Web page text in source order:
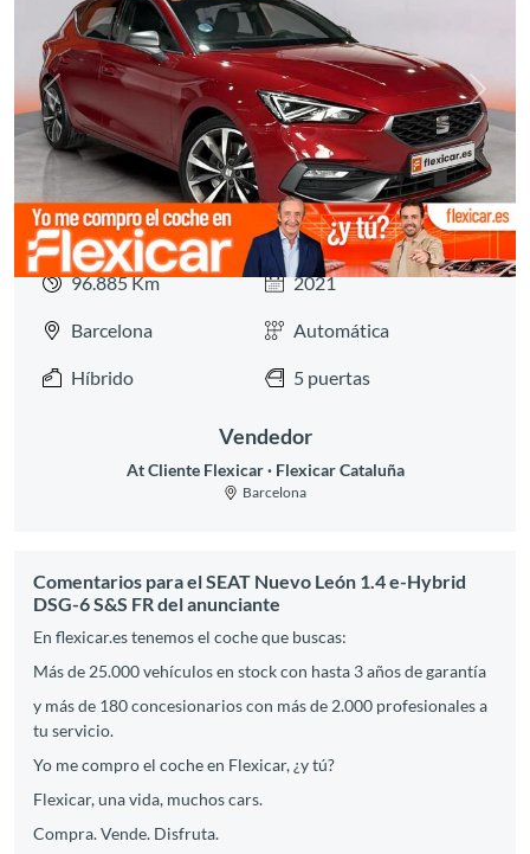
Anterior
96.885 Km 2021
Barcelona Automática
Híbrido 5 puertas
Vendedor
At Cliente Flexicar Flexicar Cataluña
Barcelona
Comentarios para el SEAT Nuevo León 1.4 e-Hybrid
DSG-6 S&S FR del anunciante
En flexicar.es tenemos el coche que buscas:
Más de 25.000 vehículos en stock con hasta 3 años de garantía
y más de 180 concesionarios con más de 2.000 profesionales a
tu servicio.
Yo me compro el coche en Flexicar, ¿y tú?
Flexicar, una vida, muchos cars.
Compra. Vende. Disfruta.